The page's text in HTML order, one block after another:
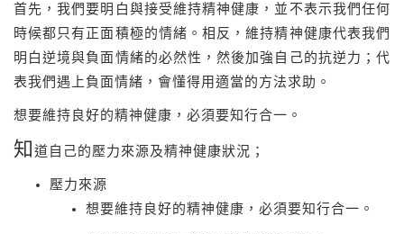
首先，我們要明白與接受維持精神健康，並不表示我們任何
時候都只有正面積極的情緒。相反，維持精神健康代表我們
明白逆境與負面情緒的必然性，然後加強自己的抗逆力；代
表我們遇上負面情緒，會懂得用適當的方法求助。
想要維持良好的精神健康，必須要知行合一。
知道自己的壓力來源及精神健康狀況；
壓力來源
想要維持良好的精神健康，必須要知行合一。